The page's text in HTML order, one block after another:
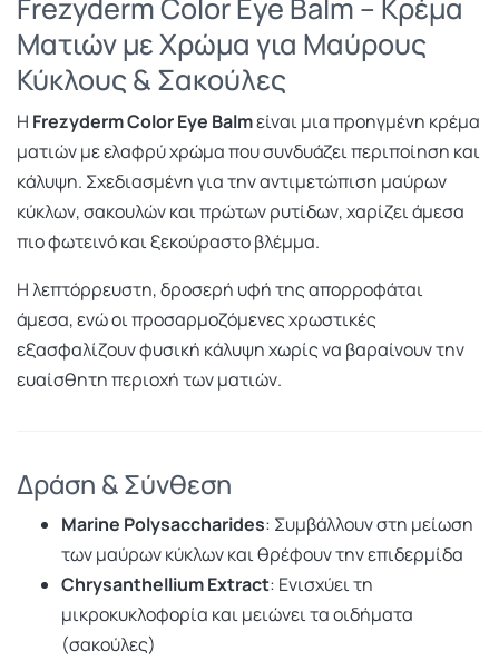
Frezyderm Color Eye Balm – Κρέμα
Ματιών με Χρώμα για Μαύρους
Κύκλους & Σακούλες
Η Frezyderm Color Eye Balmείναι μια προηγμένη κρέμα
ματιών με ελαφρύ χρώμα που συνδυάζει περιποίηση και
κάλυψη. Σχεδιασμένη για την αντιμετώπιση μαύρων
κύκλων, σακουλών και πρώτων ρυτίδων, χαρίζει άμεσα
πιο φωτεινό και ξεκούραστο βλέμμα.
Η λεπτόρρευστη, δροσερή υφή της απορροφάται
άμεσα, ενώ οι προσαρμοζόμενες χρωστικές
εξασφαλίζουν φυσική κάλυψη χωρίς να βαραίνουν την
ευαίσθητη περιοχή των ματιών.
Δράση & Σύνθεση
Marine Polysaccharides: Συμβάλλουν στη μείωση
των μαύρων κύκλων και θρέφουν την επιδερμίδα
Chrysanthellium Extract: Ενισχύει τη
μικροκυκλοφορία και μειώνει τα οιδήματα
(σακούλες)